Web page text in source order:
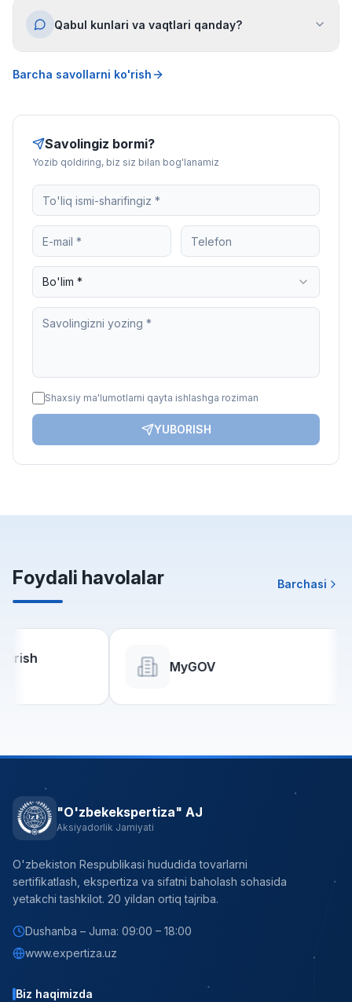
Qabul kunlari va vaqtlari qanday?
Barcha savollarni ko'rish
Savolingiz bormi?
Yozib qoldiring, biz siz bilan bog'lanamiz
Bo'lim *
Shaxsiy ma'lumotlarni qayta ishlashga roziman
YUBORISH
Foydali havolalar Barchasi
MyGOV
"O'zbekekspertiza" AJ
Aksiyadorlik Jamiyati
O'zbekiston Respublikasi hududida tovarlarni
sertifikatlash, ekspertiza va sifatni baholash sohasida
yetakchi tashkilot. 20 yildan ortiq tajriba.
Dushanba – Juma: 09:00 – 18:00
www.expertiza.uz
Biz haqimizda